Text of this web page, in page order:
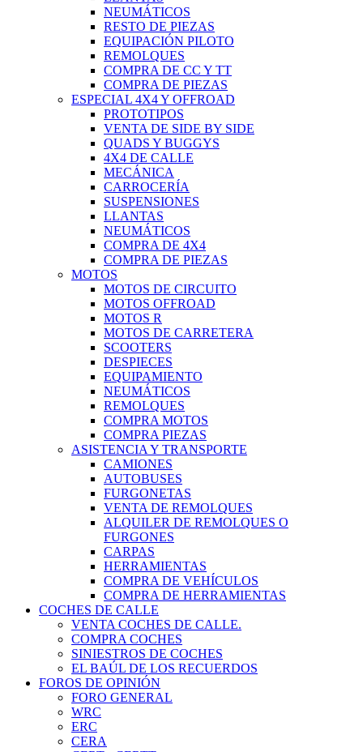
NEUMÁTICOS
RESTO DE PIEZAS
EQUIPACIÓN PILOTO
REMOLQUES
COMPRA DE CC Y TT
COMPRA DE PIEZAS
ESPECIAL 4X4 Y OFFROAD
PROTOTIPOS
VENTA DE SIDE BY SIDE
QUADS Y BUGGYS
4X4 DE CALLE
MECÁNICA
CARROCERÍA
SUSPENSIONES
LLANTAS
NEUMÁTICOS
COMPRA DE 4X4
COMPRA DE PIEZAS
MOTOS
MOTOS DE CIRCUITO
MOTOS OFFROAD
MOTOS R
MOTOS DE CARRETERA
SCOOTERS
DESPIECES
EQUIPAMIENTO
NEUMÁTICOS
REMOLQUES
COMPRA MOTOS
COMPRA PIEZAS
ASISTENCIA Y TRANSPORTE
CAMIONES
AUTOBUSES
FURGONETAS
VENTA DE REMOLQUES
ALQUILER DE REMOLQUES O
FURGONES
CARPAS
HERRAMIENTAS
COMPRA DE VEHÍCULOS
COMPRA DE HERRAMIENTAS
COCHES DE CALLE
VENTA COCHES DE CALLE.
COMPRA COCHES
SINIESTROS DE COCHES
EL BAÚL DE LOS RECUERDOS
FOROS DE OPINIÓN
FORO GENERAL
WRC
ERC
CERA